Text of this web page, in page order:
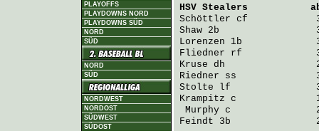
PLAYOFFS
PLAYDOWNS NORD
PLAYDOWNS SÜD
NORD
SÜD
NORD
SÜD
NORDWEST
NORDOST
SÜDWEST
SÜDOST
HSV Stealers
Schöttler cf            3
Shaw 2b                 3
Lorenzen 1b             3
Fliedner rf             3
Kruse dh                2
Riedner ss              3
Stolte lf               3
Krampitz c              1
Murphy c               2
Feindt 3b               2